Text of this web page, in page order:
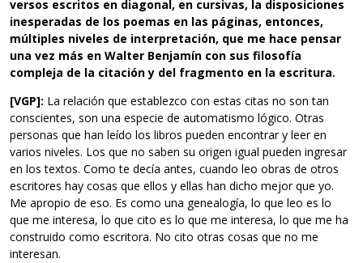
versos escritos en diagonal, en cursivas, la disposiciones
inesperadas de los poemas en las páginas, entonces,
múltiples niveles de interpretación, que me hace pensar
una vez más en Walter Benjamín con sus filosofía
compleja de la citación y del fragmento en la escritura.
[VGP]: La relación que establezco con estas citas no son tan
conscientes, son una especie de automatismo lógico. Otras
personas que han leído los libros pueden encontrar y leer en
varios niveles. Los que no saben su origen igual pueden ingresar
en los textos. Como te decía antes, cuando leo obras de otros
escritores hay cosas que ellos y ellas han dicho mejor que yo.
Me apropio de eso. Es como una genealogía, lo que leo es lo
que me interesa, lo que cito es lo que me interesa, lo que me ha
construido como escritora. No cito otras cosas que no me
interesan.